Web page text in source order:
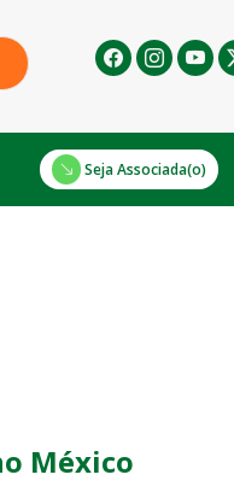
Seja Associada(o)
México